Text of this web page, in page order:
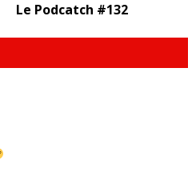
Le Podcatch #132